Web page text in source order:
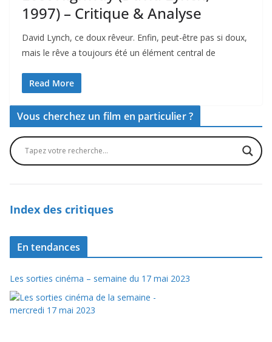
1997) – Critique & Analyse
David Lynch, ce doux rêveur. Enfin, peut-être pas si doux,
mais le rêve a toujours été un élément central de
Read More
Vous cherchez un film en particulier ?
Index des critiques
En tendances
Les sorties cinéma – semaine du 17 mai 2023